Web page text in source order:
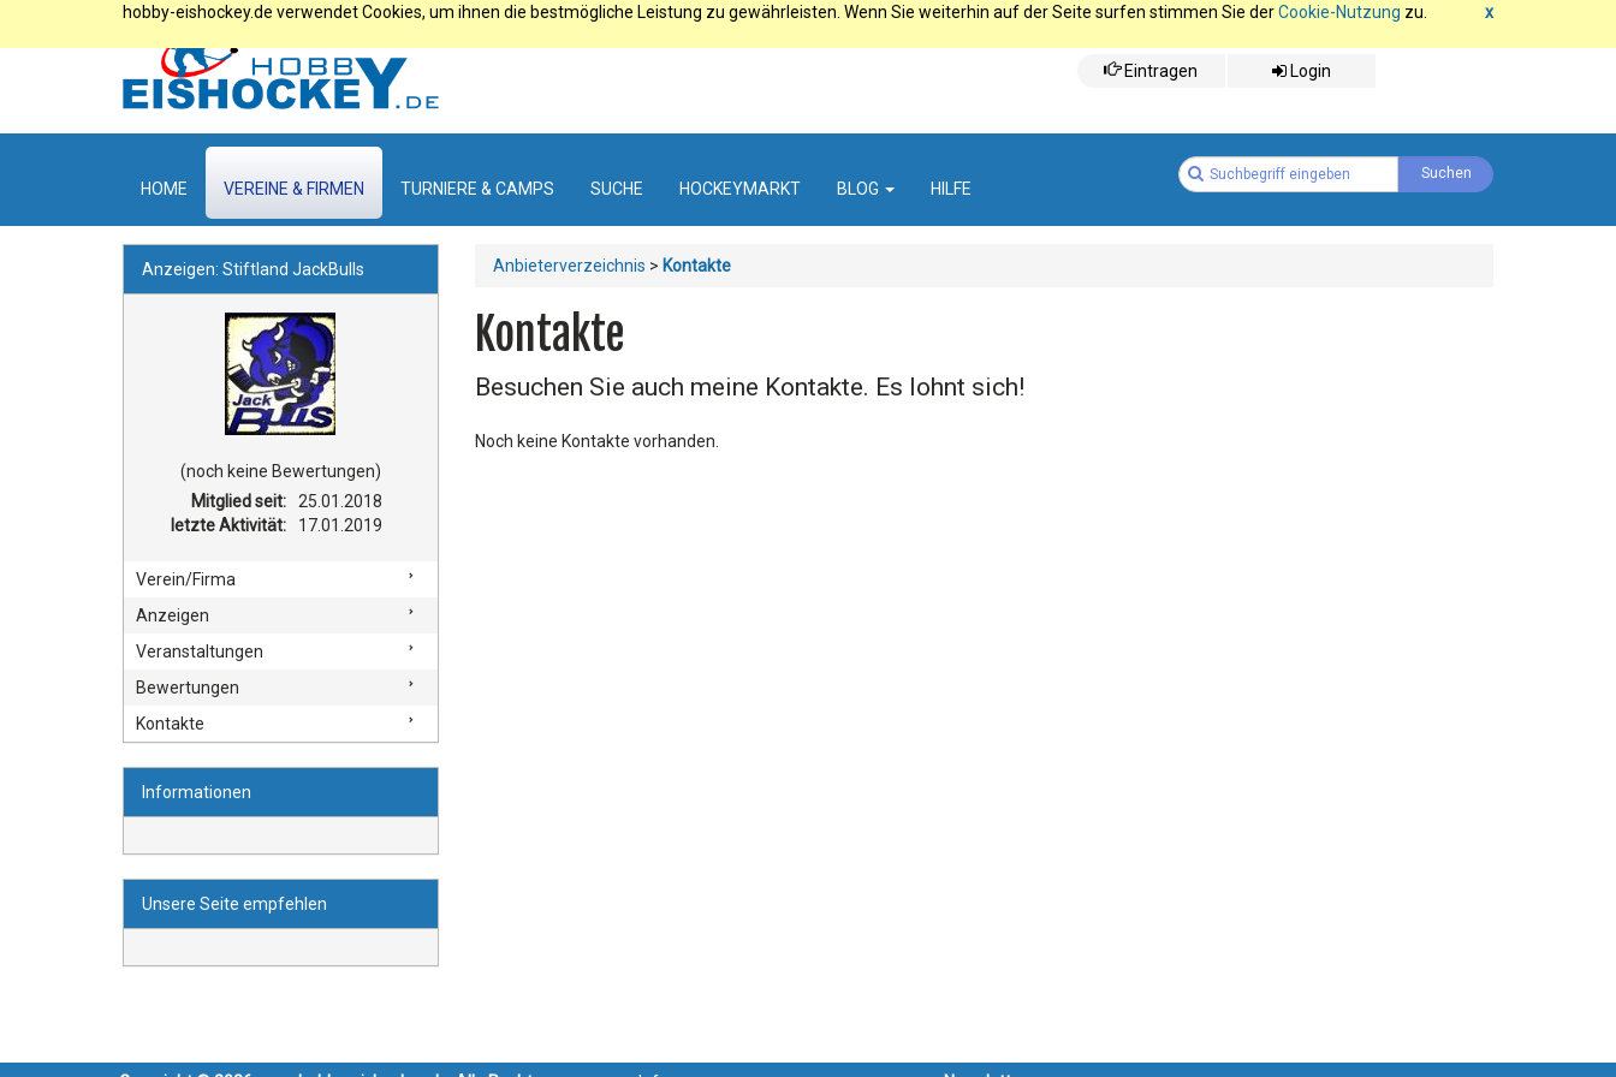
x
hobby-eishockey.de verwendet Cookies, um ihnen die bestmögliche Leistung zu gewährleisten. Wenn Sie weiterhin auf der Seite surfen stimmen Sie derCookie-Nutzung zu.
Eintragen Login
HOME VEREINE & FIRMEN TURNIERE & CAMPS SUCHE HOCKEYMARKT BLOG HILFE
Anbieterverzeichnis > Kontakte
Kontakte
Besuchen Sie auch meine Kontakte. Es lohnt sich!
Noch keine Kontakte vorhanden.
Anzeigen: Stiftland JackBulls
(noch keine Bewertungen)
Mitglied seit:
25.01.2018
letzte Aktivität:
17.01.2019
Verein/Firma
Anzeigen
Veranstaltungen
Bewertungen
Kontakte
Informationen
Unsere Seite empfehlen